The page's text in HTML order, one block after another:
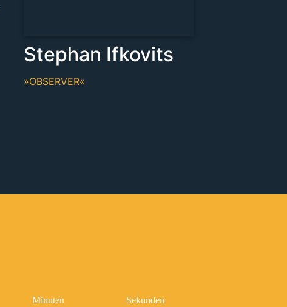
Stephan Ifkovits
»OBSERVER«
Minuten Sekunden